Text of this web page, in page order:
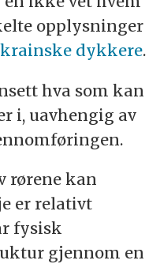
opplysninger
dykkere.
hva som kan
i, uavhengig av
rørene kan
er relativt
fysisk
gjennom en